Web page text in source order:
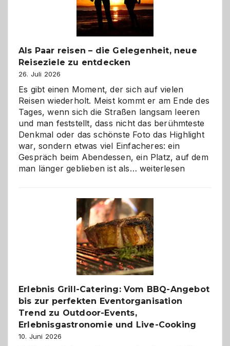
Als Paar reisen – die Gelegenheit, neue
Reiseziele zu entdecken
26. Juli 2026
Es gibt einen Moment, der sich auf vielen
Reisen wiederholt. Meist kommt er am Ende des
Tages, wenn sich die Straßen langsam leeren
und man feststellt, dass nicht das berühmteste
Denkmal oder das schönste Foto das Highlight
war, sondern etwas viel Einfacheres: ein
Gespräch beim Abendessen, ein Platz, auf dem
man länger geblieben ist als… Als
–
die
Gelegenheit,
neue
Reiseziele
zu
entdecken
weiterlesen
Erlebnis Grill-Catering: Vom BBQ-Angebot
bis zur perfekten Eventorganisation
Trend zu Outdoor-Events,
Erlebnisgastronomie und Live-Cooking
10. Juni 2026